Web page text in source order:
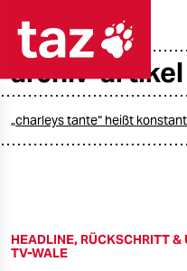
taz
öko
archiv-artikel
„charleys tante“ heißt
HEADLINE, RÜCKSCHRITT
TV-WALE